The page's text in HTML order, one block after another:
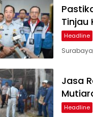
Tinjau
Headline
Jasa
Headline